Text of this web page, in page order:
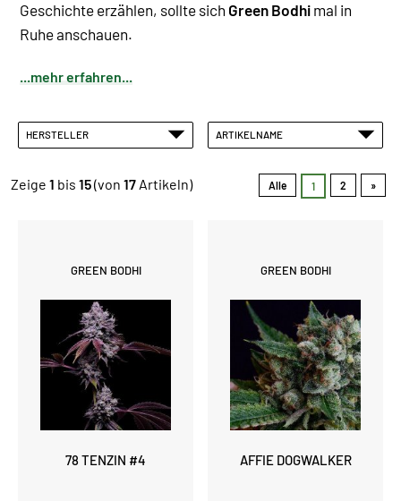
Geschichte erzählen, sollte sich Green Bodhi mal in
Ruhe anschauen.
...mehr erfahren...
HERSTELLER ARTIKELNAME
Zeige 1 bis 15(von 17 Artikeln) Alle 1 2 »
GREEN BODHI
78 TENZIN #4
GREEN BODHI
AFFIE DOGWALKER